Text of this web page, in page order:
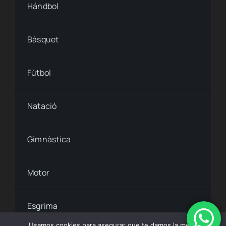
Hándbol
Bàsquet
Fútbol
Natació
Gimnàstica
Motor
Esgrima